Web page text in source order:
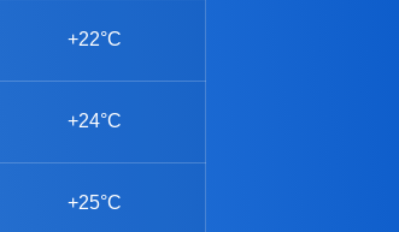
+22°C
+24°C
+25°C